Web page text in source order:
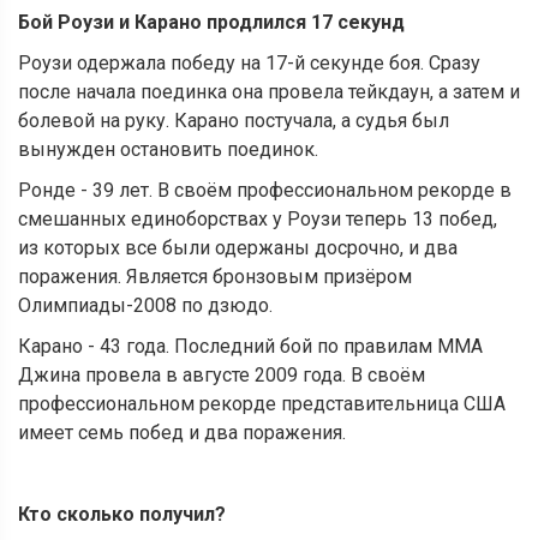
Бой Роузи и Карано продлился 17 секунд
Роузи одержала победу на 17-й секунде боя. Сразу
после начала поединка она провела тейкдаун, а затем и
болевой на руку. Карано постучала, а судья был
вынужден остановить поединок.
Ронде - 39 лет. В своём профессиональном рекорде в
смешанных единоборствах у Роузи теперь 13 побед,
из которых все были одержаны досрочно, и два
поражения. Является бронзовым призёром
Олимпиады-2008 по дзюдо.
Карано - 43 года. Последний бой по правилам ММА
Джина провела в августе 2009 года. В своём
профессиональном рекорде представительница США
имеет семь побед и два поражения.
Кто сколько получил?